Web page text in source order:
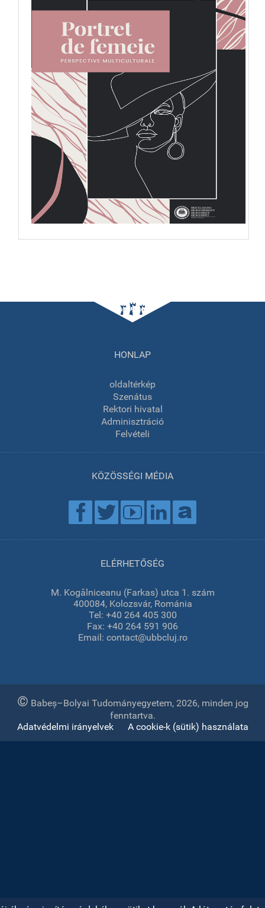
HONLAP
oldaltérkép
Szenátus
Rektori hivatal
Adminisztráció
Felvételi
KÖZÖSSÉGI MÉDIA
ELÉRHETŐSÉG
M. Kogălniceanu (Farkas) utca 1. szám
400084, Kolozsvár, Románia
Tel: +40 264 405 300
Fax: +40 264 591 906
Email: contact@ubbcluj.ro
© Babeș–Bolyai Tudományegyetem, 2026, minden jog
fenntartva.
Adatvédelmi irányelvek
A cookie-k (sütik) használata